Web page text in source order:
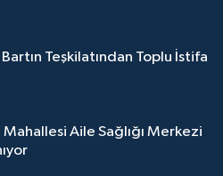
Bartın Teşkilatından Toplu İstifa
Mahallesi Aile Sağlığı Merkezi